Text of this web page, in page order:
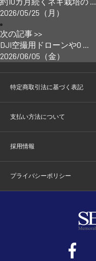
2026/05/25（月）
次の記事 >>
DJI空撮用ドローンやO ...
2026/06/05（金）
特定商取引法に基づく表記
支払い方法について
採用情報
プライバシーポリシー